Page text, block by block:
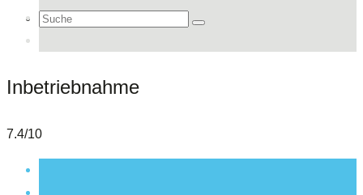
Suche
Inbetriebnahme
7.4/10